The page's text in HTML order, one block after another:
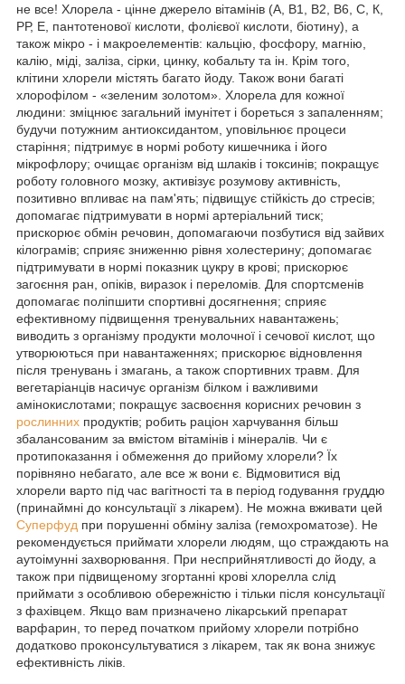
не все! Хлорела - цінне джерело вітамінів (А, В1, В2, В6, С, К,
РР, Е, пантотенової кислоти, фолієвої кислоти, біотину), а
також мікро - і макроелементів: кальцію, фосфору, магнію,
калію, міді, заліза, сірки, цинку, кобальту та ін. Крім того,
клітини хлорели містять багато йоду. Також вони багаті
хлорофілом - «зеленим золотом». Хлорела для кожної
людини: зміцнює загальний імунітет і бореться з запаленням;
будучи потужним антиоксидантом, уповільнює процеси
старіння; підтримує в нормі роботу кишечника і його
мікрофлору; очищає організм від шлаків і токсинів; покращує
роботу головного мозку, активізує розумову активність,
позитивно впливає на пам'ять; підвищує стійкість до стресів;
допомагає підтримувати в нормі артеріальний тиск;
прискорює обмін речовин, допомагаючи позбутися від зайвих
кілограмів; сприяє зниженню рівня холестерину; допомагає
підтримувати в нормі показник цукру в крові; прискорює
загоєння ран, опіків, виразок і переломів. Для спортсменів
допомагає поліпшити спортивні досягнення; сприяє
ефективному підвищення тренувальних навантажень;
виводить з організму продукти молочної і сечової кислот, що
утворюються при навантаженнях; прискорює відновлення
після тренувань і змагань, а також спортивних травм. Для
вегетаріанців насичує організм білком і важливими
амінокислотами; покращує засвоєння корисних речовин з
рослинних продуктів; робить раціон харчування більш
збалансованим за вмістом вітамінів і мінералів. Чи є
протипоказання і обмеження до прийому хлорели? Їх
порівняно небагато, але все ж вони є. Відмовитися від
хлорели варто під час вагітності та в період годування груддю
(принаймні до консультації з лікарем). Не можна вживати цей
Суперфуд при порушенні обміну заліза (гемохроматозе). Не
рекомендується приймати хлорели людям, що страждають на
аутоімунні захворювання. При несприйнятливості до йоду, а
також при підвищеному згортанні крові хлорелла слід
приймати з особливою обережністю і тільки після консультації
з фахівцем. Якщо вам призначено лікарський препарат
варфарин, то перед початком прийому хлорели потрібно
додатково проконсультуватися з лікарем, так як вона знижує
ефективність ліків.